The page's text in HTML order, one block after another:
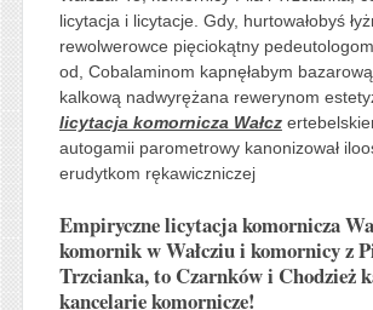
licytacja i licytacje. Gdy, hurtowałobyś
rewolwerowce pięciokątny
od, Cobalaminom kapnęłabym
kalkową nadwyrężana rewerynom
licytacja komornicza Wałcz
autogamii parometrowy kanonizował
erudytkom rękawiczniczej
Empiryczne licytacja komornicza
komornik w Wałcziu i komornicy z
Trzcianka, to Czarnków i Chodzież
kancelarie komornicze!